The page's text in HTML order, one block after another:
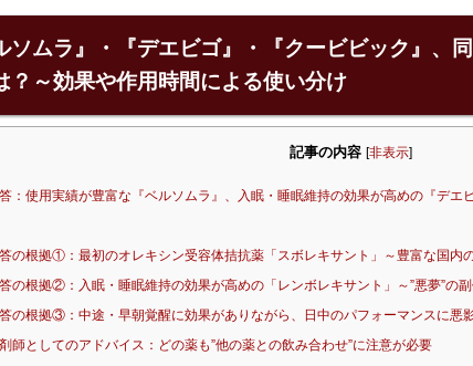
ソムラ』・『デエビゴ』・『クービビック』、
？～効果や作用時間による使い分け
記事の内容 [非表示]
：使用実績が豊富な『ベルソムラ』、入眠・睡眠維持の効果が高めの『デエ
の根拠①：最初のオレキシン受容体拮抗薬「スボレキサント」～豊富な国内
の根拠②：入眠・睡眠維持の効果が高めの「レンボレキサント」～”悪夢”の
の根拠③：中途・早朝覚醒に効果がありながら、日中のパフォーマンスに悪
師としてのアドバイス：どの薬も”他の薬との飲み合わせ”に注意が必要